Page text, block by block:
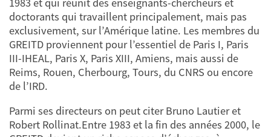
doctorants qui travaillent principalement, mais pas
exclusivement, sur l’Amérique latine. Les membres du
GREITD proviennent pour l’essentiel de Paris I, Paris
III-IHEAL, Paris X, Paris XIII, Amiens, mais aussi de
Reims, Rouen, Cherbourg, Tours, du CNRS ou encore
de l’IRD.
Parmi ses directeurs on peut citer Bruno Lautier et
Robert Rollinat.Entre 1983 et la fin des années 2000, le